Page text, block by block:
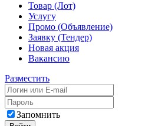
Товар (Лот)
Услугу
Промо (Объявление)
Заявку (Тендер)
Новая акция
Вакансию
Разместить
Запомнить